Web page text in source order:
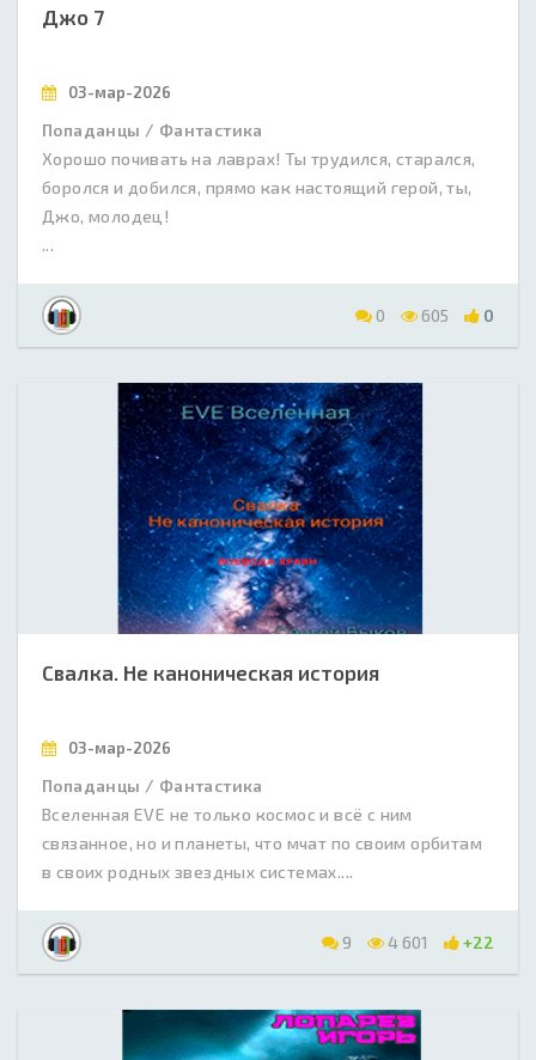
Джо 7
03-мар-2026
Попаданцы / Фантастика
Хорошо почивать на лаврах! Ты трудился, старался,
боролся и добился, прямо как настоящий герой, ты,
Джо, молодец!
...
0 605 0
Свалка. Не каноническая история
03-мар-2026
Попаданцы / Фантастика
Вселенная EVE не только космос и всё с ним
связанное, но и планеты, что мчат по своим орбитам
в своих родных звездных системах....
9 4 601 +22